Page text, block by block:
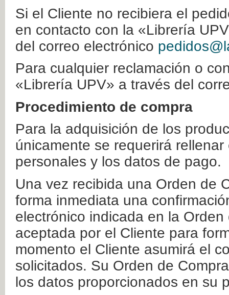
Si el Cliente no recibiera el
en contacto con la «Librería
del correo electrónico
Para cualquier reclamación o
«Librería UPV» a través del
Procedimiento de compra
Para la adquisición de los
únicamente se requerirá
personales y los datos de pago.
Una vez recibida una Orden de
forma inmediata una
electrónico indicada en la
aceptada por el Cliente para
momento el Cliente asumirá el
solicitados. Su Orden de
los datos proporcionados en su